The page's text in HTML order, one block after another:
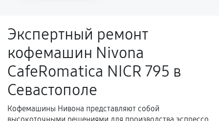
Поломка установленной детали при
нормальной эксплуатации в течение
гарантийного срока.
Несоответствие комплектующей заявленным
техническим характеристикам.
Экспертный ремонт
кофемашин Nivona
CafeRomatica NICR 795 в
Севастополе
Кофемашины Нивона представляют собой